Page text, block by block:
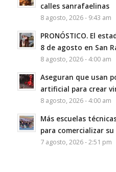
calles sanrafaelinas
8 agosto, 2026 - 9:43 am
PRONÓSTICO. El
8 de agosto en San
8 agosto, 2026 - 4:00 am
Aseguran que usan
artificial para crear
8 agosto, 2026 - 4:00 am
Más escuelas
para comercializar
7 agosto, 2026 - 2:51 pm